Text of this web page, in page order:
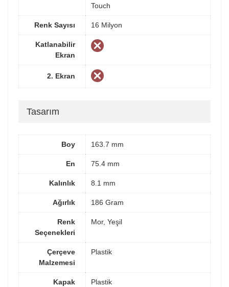
Touch
Renk Sayısı 16 Milyon
Katlanabilir
Ekran
2. Ekran
Tasarım
Boy 163.7 mm
En 75.4 mm
Kalınlık 8.1 mm
Ağırlık 186 Gram
Renk
Seçenekleri
Mor, Yeşil
Çerçeve
Malzemesi
Plastik
Kapak
Plastik